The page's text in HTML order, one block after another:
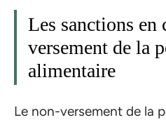
Les sanctions en
versement de la
alimentaire
Le non-versement de la